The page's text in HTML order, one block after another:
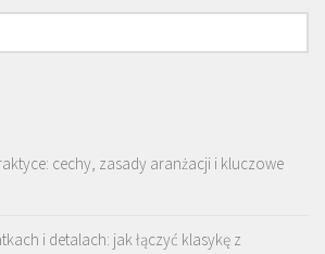
cechy, zasady aranżacji i kluczowe
i detalach: jak łączyć klasykę z